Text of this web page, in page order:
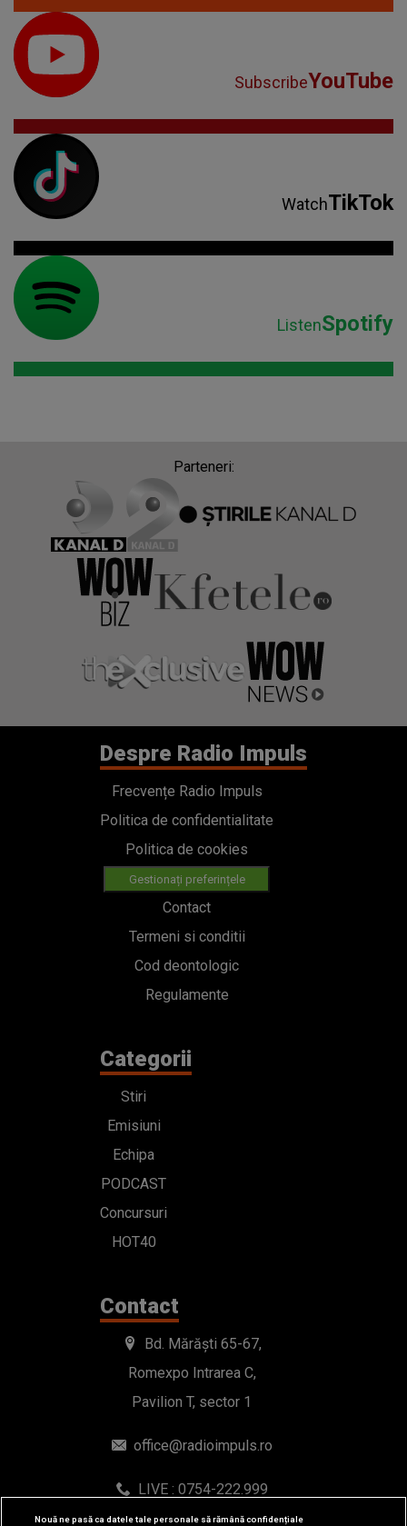
SubscribeYouTube
WatchTikTok
ListenSpotify
Parteneri:
Despre Radio Impuls
Frecvențe Radio Impuls
Politica de confidentialitate
Politica de cookies
Gestionați preferințele
Contact
Termeni si conditii
Cod deontologic
Regulamente
Categorii
Stiri
Emisiuni
Echipa
PODCAST
Concursuri
HOT40
Contact
Bd. Mărăști 65-67,
Romexpo Intrarea C,
Pavilion T, sector 1
office@radioimpuls.ro
LIVE : 0754-222.999
WhatsApp: 0754-222.999
Nouă ne pasă ca datele tale personale să rămână confidențiale